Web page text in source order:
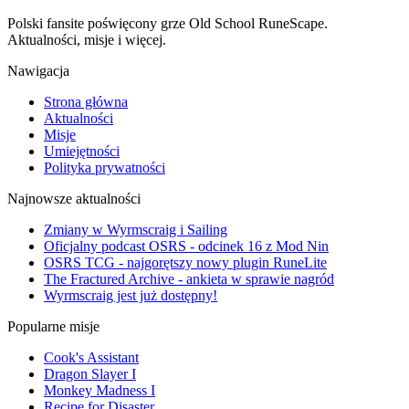
Polski fansite poświęcony grze Old School RuneScape.
Aktualności, misje i więcej.
Nawigacja
Strona główna
Aktualności
Misje
Umiejętności
Polityka prywatności
Najnowsze aktualności
Zmiany w Wyrmscraig i Sailing
Oficjalny podcast OSRS - odcinek 16 z Mod Nin
OSRS TCG - najgorętszy nowy plugin RuneLite
The Fractured Archive - ankieta w sprawie nagród
Wyrmscraig jest już dostępny!
Popularne misje
Cook's Assistant
Dragon Slayer I
Monkey Madness I